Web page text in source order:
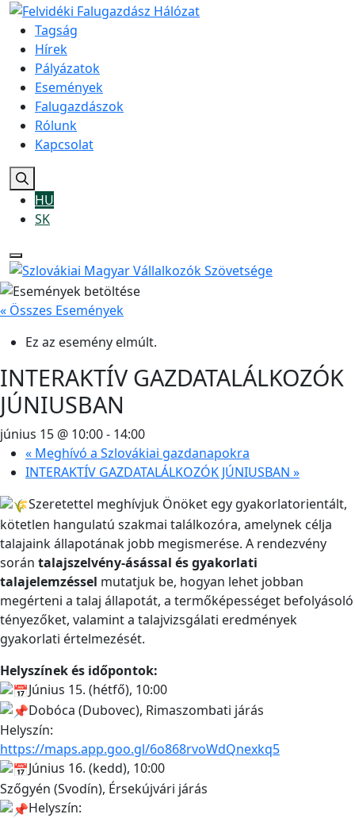
Tagság
Hírek
Pályázatok
Események
Falugazdászok
Rólunk
Kapcsolat
HU
SK
« Összes Események
Ez az esemény elmúlt.
INTERAKTÍV GAZDATALÁLKOZÓK
JÚNIUSBAN
június 15 @ 10:00- 14:00
« Meghívó a Szlovákiai gazdanapokra
INTERAKTÍV GAZDATALÁLKOZÓK JÚNIUSBAN »
Szeretettel meghívjuk Önöket egy gyakorlatorientált,
kötetlen hangulatú szakmai találkozóra, amelynek célja
talajaink állapotának jobb megismerése. A rendezvény
során talajszelvény-ásással és gyakorlati
talajelemzéssel mutatjuk be, hogyan lehet jobban
megérteni a talaj állapotát, a termőképességet befolyásoló
tényezőket, valamint a talajvizsgálati eredmények
gyakorlati értelmezését.
Helyszínek és időpontok:
Június 15. (hétfő), 10:00
Dobóca (Dubovec), Rimaszombati járás
Helyszín:
https://maps.app.goo.gl/6o868rvoWdQnexkq5
Június 16. (kedd), 10:00
Szőgyén (Svodín), Érsekújvári járás
Helyszín: